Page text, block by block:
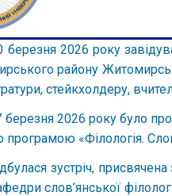
березня 2026 року
району
стейкхолдеру,
березня 2026 року було
програмою «Філологія.
зустріч,
слов’янської